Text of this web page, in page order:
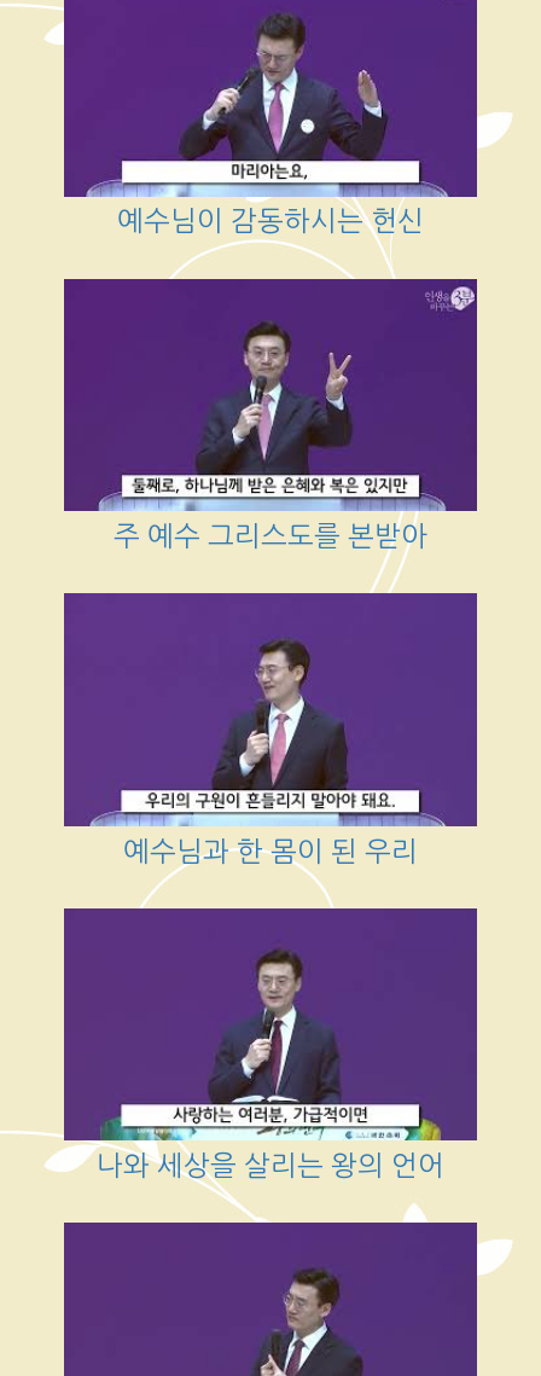
예수님이 감동하시는 헌신
주 예수 그리스도를 본받아
예수님과 한 몸이 된 우리
나와 세상을 살리는 왕의 언어